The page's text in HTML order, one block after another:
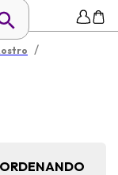
/
ORDENANDO